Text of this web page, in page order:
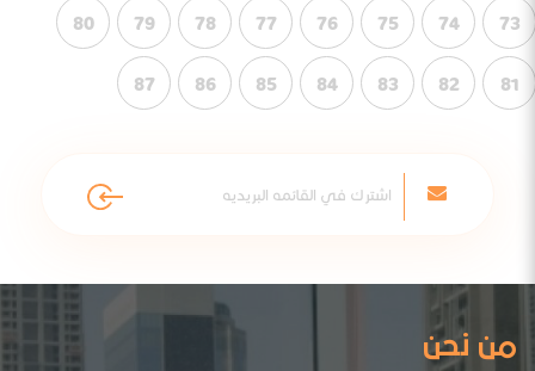
73
74
75
76
77
78
79
80
81
82
83
84
85
86
87
من نحن